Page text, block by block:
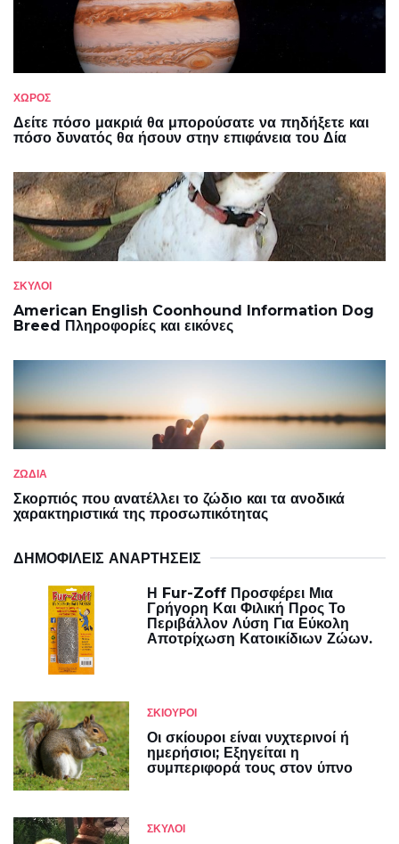
ΧΏΡΟΣ
Δείτε πόσο μακριά θα μπορούσατε να πηδήξετε και
πόσο δυνατός θα ήσουν στην επιφάνεια του Δία
ΣΚΎΛΟΙ
American English Coonhound Information Dog
Breed Πληροφορίες και εικόνες
ΖΩΔΙΑ
Σκορπιός που ανατέλλει το ζώδιο και τα ανοδικά
χαρακτηριστικά της προσωπικότητας
ΔΗΜΟΦΙΛΕΊΣ ΑΝΑΡΤΉΣΕΙΣ
Η Fur-Zoff Προσφέρει Μια
Γρήγορη Και Φιλική Προς Το
Περιβάλλον Λύση Για Εύκολη
Αποτρίχωση Κατοικίδιων Ζώων.
ΣΚΊΟΥΡΟΙ
Οι σκίουροι είναι νυχτερινοί ή
ημερήσιοι; Εξηγείται η
συμπεριφορά τους στον ύπνο
ΣΚΎΛΟΙ